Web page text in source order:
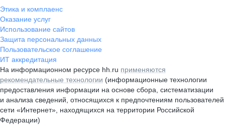
Этика и комплаенс
Оказание услуг
Использование сайтов
Защита персональных данных
Пользовательское соглашение
ИТ аккредитация
На информационном ресурсе hh.ru применяются
рекомендательные технологии (информационные технологии
предоставления информации на основе сбора, систематизации
и анализа сведений, относящихся к предпочтениям пользователей
сети «Интернет», находящихся на территории Российской
Федерации)